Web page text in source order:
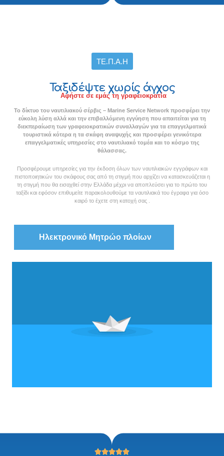
ΤΕ.Π.Α.Η
Ταξιδέψτε χωρίς άγχος
Αφήστε σε εμάς τη γραφειοκρατία
Το δίκτυο του ναυτιλιακού σέρβις – Marine Service Network προσφέρει την
εύκολη λύση αλλά και την επιβαλλόμενη εγγύηση που απαιτείται για τη
διεκπεραίωση των γραφειοκρατικών συναλλαγών για τα επαγγελματικά
τουριστικά κότερα η τα σκάφη αναψυχής και προσφέρει γενικότερα
επαγγελματικές υπηρεσίες στο ναυτιλιακό τομέα και το κόσμο της
θάλασσας.
Προσφέρουμε υπηρεσίες για την έκδοση όλων των ναυτιλιακών εγγράφων και
πιστοποιητικών του σκάφους σας από τη στιγμή που αρχίζει να κατασκευάζεται η
τη στιγμή που θα εισαχθεί στην Ελλάδα μέχρι να αποπλεύσει για το πρώτο του
ταξίδι και εφόσον επιθυμείτε παρακολουθούμε τα ναυτιλιακά του έγραφα για όσο
καιρό το έχετε στη κατοχή σας .
Ηλεκτρονικό Μητρώο πλοίων
